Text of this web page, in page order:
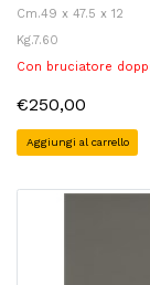
Cm.49 x 47.5 x 12
Kg.7.60
Con bruciatore
€250,00
Aggiungi al carrello